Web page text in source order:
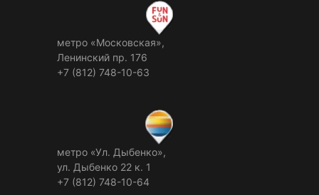
метро «Московская»,
Ленинский пр. 176
+7 (812) 748-10-63
метро «Ул. Дыбенко»,
ул. Дыбенко 22 к. 1
+7 (812) 748-10-64